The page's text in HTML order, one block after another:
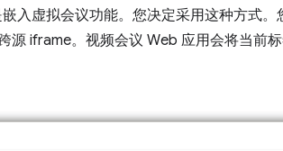
入虚拟会议功能。您决定采用这种方式
源 iframe。视频会议 Web 应用会将当前